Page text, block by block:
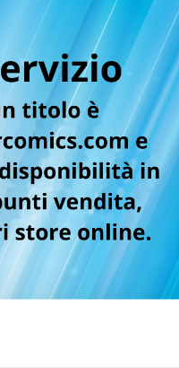
19 +
LO
LA